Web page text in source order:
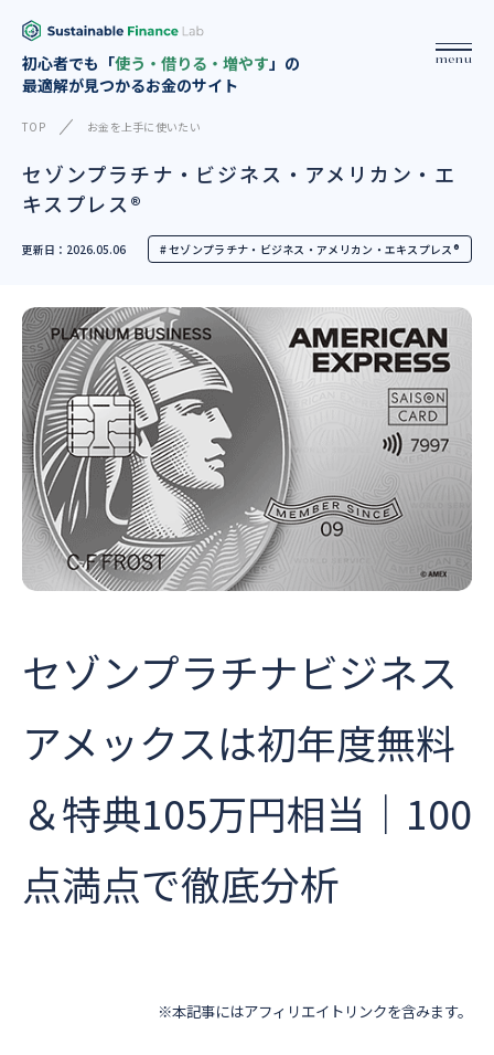
初心者でも「使う・借りる・増やす」の
最適解が見つかるお金のサイト
menu
TOP お金を上手に使いたい
セゾンプラチナ・ビジネス・アメリカン・エ
キスプレス®
更新日：2026.05.06 # セゾンプラチナ・ビジネス・アメリカン・エキスプレス®
セゾンプラチナビジネス
アメックスは初年度無料
＆特典105万円相当｜100
点満点で徹底分析
※本記事にはアフィリエイトリンクを含みます。